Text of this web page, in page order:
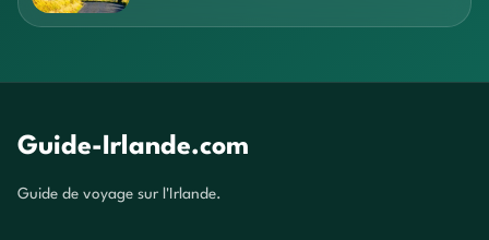
Guide-Irlande.com
Guide de voyage sur l'Irlande.